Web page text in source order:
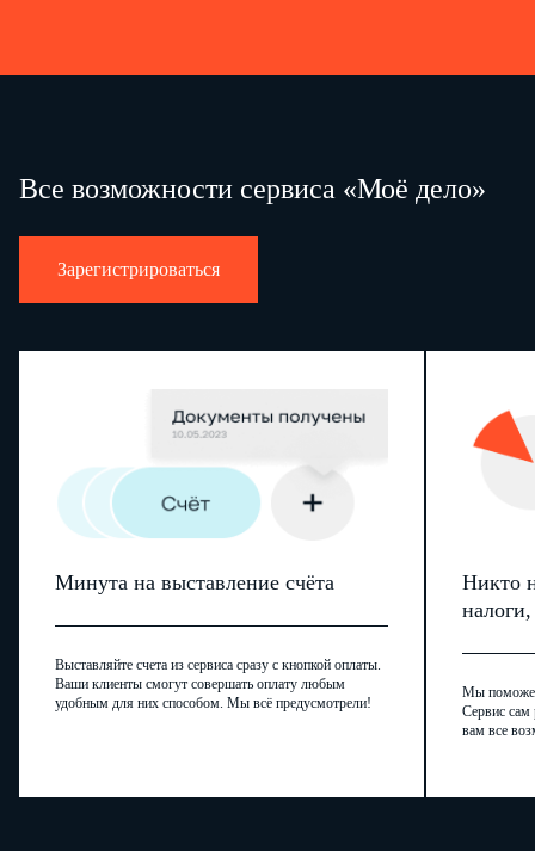
Все возможности сервиса «Моё дело»
Зарегистрироваться
Минута на выставление счёта
Выставляйте счета из сервиса сразу с кнопкой оплаты.
Ваши клиенты смогут совершать оплату любым
удобным для них способом. Мы всё предусмотрели!
Никто
Мы
Сервис сам
вам все